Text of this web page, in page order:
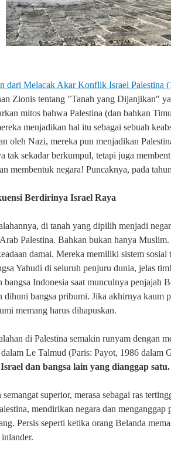
dari Melacak Akar Konflik Israel Palestina
Zionis tentang "Tanah yang Dijanjikan"
mitos bahwa Palestina (dan bahkan
menjadikan hal itu sebagai sebuah
oleh Nazi, mereka pun menjadikan
tak sekadar berkumpul, tetapi juga
membentuk negara! Puncaknya, pada
Berdirinya Israel Raya
di tanah yang dipilih menjadi
Palestina. Bahkan bukan hanya
damai. Mereka memiliki sistem
Yahudi di seluruh penjuru dunia, jelas
bangsa Indonesia saat munculnya penjajah
dihuni bangsa pribumi. Jika akhirnya kaum
memang harus dihapuskan.
di Palestina semakin runyam dengan
Le Talmud (Paris: Payot, 1986 dalam
dan bangsa lain yang dianggap
semangat superior, merasa sebagai ras
mendirikan negara dan
Persis seperti ketika orang Belanda